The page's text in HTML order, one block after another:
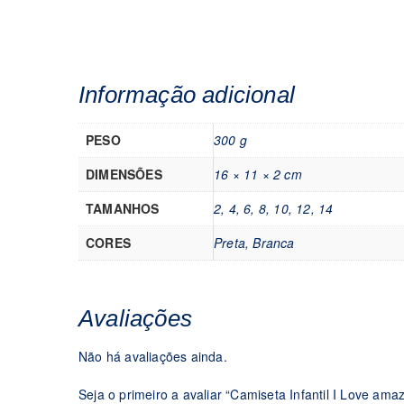
Informação adicional
PESO
300 g
DIMENSÕES
16 × 11 × 2 cm
TAMANHOS
2, 4, 6, 8, 10, 12, 14
CORES
Preta, Branca
Avaliações
Não há avaliações ainda.
Seja o primeiro a avaliar “Camiseta Infantil I Love